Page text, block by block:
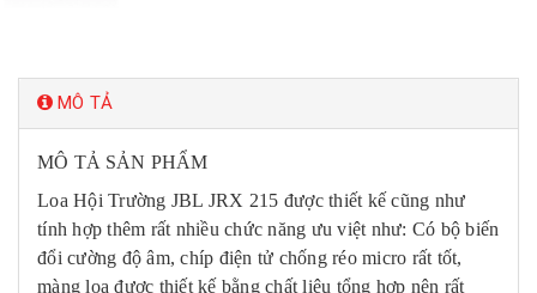
MÔ TẢ
MÔ TẢ SẢN PHẨM
Loa Hội Trường JBL JRX 215 được thiết kế cũng như
tính hợp thêm rất nhiều chức năng ưu việt như: Có bộ biến
đổi cường độ âm, chíp điện tử chống réo micro rất tốt,
màng loa được thiết kế bằng chất liệu tổng hợp nên rất